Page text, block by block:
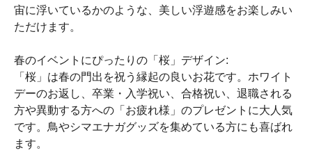
宙に浮いているかのような、美しい浮遊感をお楽しみい
ただけます。
春のイベントにぴったりの「桜」デザイン:
「桜」は春の門出を祝う縁起の良いお花です。ホワイト
デーのお返し、卒業・入学祝い、合格祝い、退職される
方や異動する方への「お疲れ様」のプレゼントに大人気
です。鳥やシマエナガグッズを集めている方にも喜ばれ
ます。